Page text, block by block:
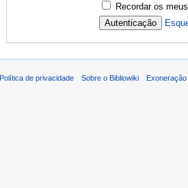
Recordar os
Política de privacidade Sobre o Bibliowiki